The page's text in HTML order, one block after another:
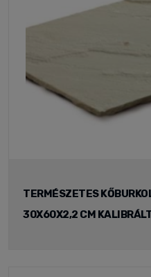
TERMÉSZETES
30X60X2,2 CM